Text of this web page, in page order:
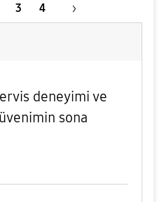
3 4
deneyimi ve
sona